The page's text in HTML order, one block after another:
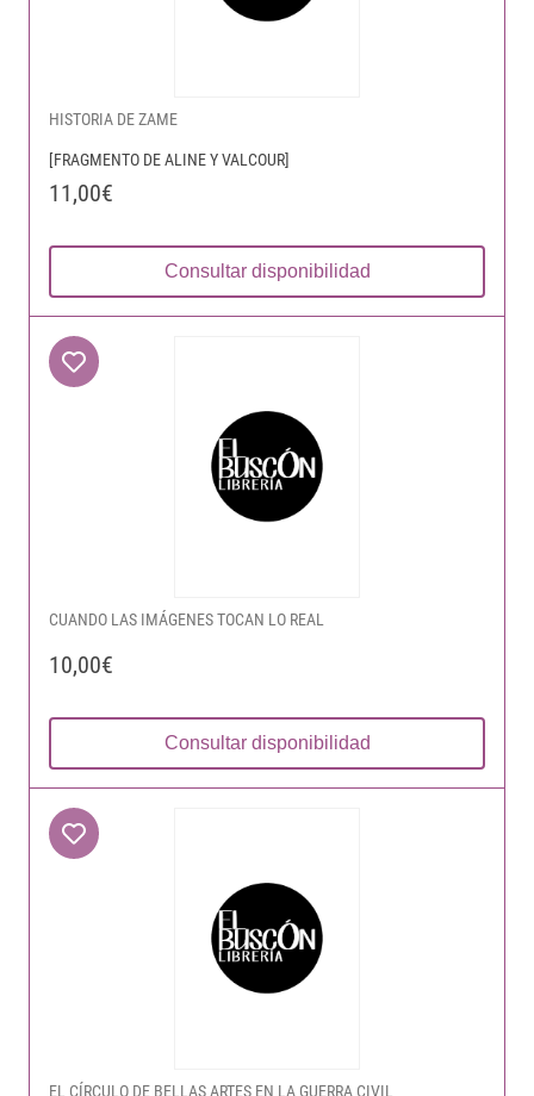
HISTORIA DE ZAME
[FRAGMENTO DE ALINE Y VALCOUR]
11,00€
Consultar disponibilidad
CUANDO LAS IMÁGENES TOCAN LO REAL
10,00€
Consultar disponibilidad
EL CÍRCULO DE BELLAS ARTES EN LA GUERRA CIVIL